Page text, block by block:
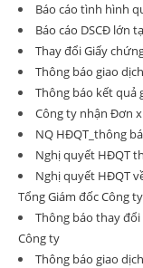
Báo cáo tình hình
Báo cáo DSCĐ lớn
Thay đổi Giấy
Thông báo giao
Thông báo kết quả
Công ty nhận Đơn
NQ HĐQT_thông
Nghị quyết HĐQT
Nghị quyết HĐQT
Tổng Giám đốc Công ty
Thông báo thay đổi
Công ty
Thông báo giao